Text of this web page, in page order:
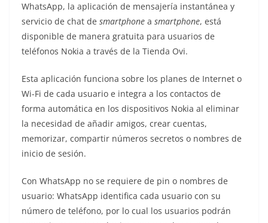
WhatsApp, la aplicación de mensajería instantánea y
servicio de chat de smartphone a smartphone, está
disponible de manera gratuita para usuarios de
teléfonos Nokia a través de la Tienda Ovi.
Esta aplicación funciona sobre los planes de Internet o
Wi-Fi de cada usuario e integra a los contactos de
forma automática en los dispositivos Nokia al eliminar
la necesidad de añadir amigos, crear cuentas,
memorizar, compartir números secretos o nombres de
inicio de sesión.
Con WhatsApp no se requiere de pin o nombres de
usuario: WhatsApp identifica cada usuario con su
número de teléfono, por lo cual los usuarios podrán